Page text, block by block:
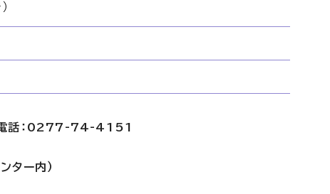
電話：0277-74-4151
ター内）